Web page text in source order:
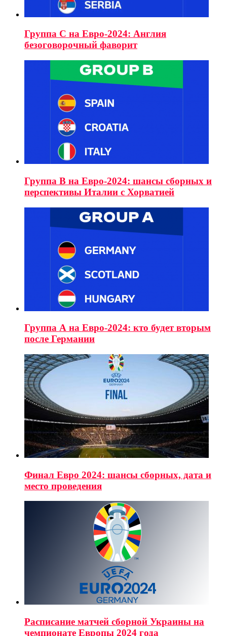
Группа C на Евро-2024: Англия
безоговорочный фаворит
Группа B на Евро-2024: шансы сборных и
перспективы Италии с Хорватией
Группа А на Евро-2024: кто будет вторым
после Германии
Финал Евро 2024: шансы сборных, дата и
место проведения
Расписание матчей сборной Украины на
чемпионате Европы 2024 года